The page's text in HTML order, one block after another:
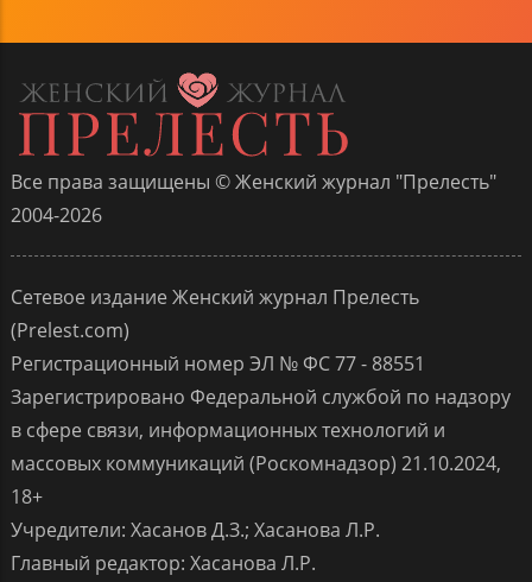
Все права защищены © Женский журнал "Прелесть"
2004-2026
Сетевое издание Женский журнал Прелесть
(Prelest.com)
Регистрационный номер ЭЛ № ФС 77 - 88551
Зарегистрировано Федеральной службой по надзору
в сфере связи, информационных технологий и
массовых коммуникаций (Роскомнадзор) 21.10.2024,
18+
Учредители: Хасанов Д.З.; Хасанова Л.Р.
Главный редактор: Хасанова Л.Р.